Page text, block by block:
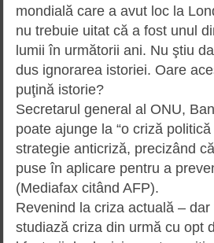
mondială care a avut loc la
nu trebuie uitat că a fost unul
lumii în următorii ani. Nu ştiu
dus ignorarea istoriei. Oare
puţină istorie?
Secretarul general al ONU,
poate ajunge la “o criză
strategie anticriză, precizând
puse în aplicare pentru a
(Mediafax citând AFP).
Revenind la criza actuală –
studiază criza din urmă cu opt